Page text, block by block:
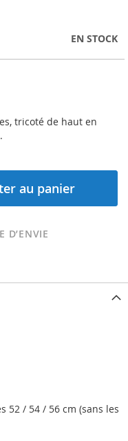
EN STOCK
tricoté de haut en
au panier
D’ENVIE
52 / 54 / 56 cm (sans les